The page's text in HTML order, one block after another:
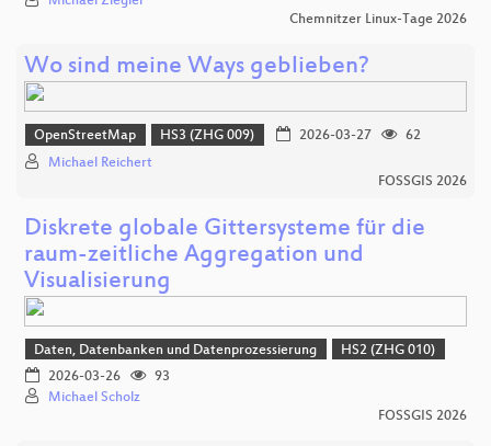
Chemnitzer Linux-Tage 2026
Wo sind meine Ways geblieben?
OpenStreetMap HS3 (ZHG 009) 2026-03-27
62
Michael Reichert
FOSSGIS 2026
Diskrete globale Gittersysteme für die
raum-zeitliche Aggregation und
Visualisierung
Daten, Datenbanken und Datenprozessierung
HS2 (ZHG 010)
2026-03-26
93
Michael Scholz
FOSSGIS 2026